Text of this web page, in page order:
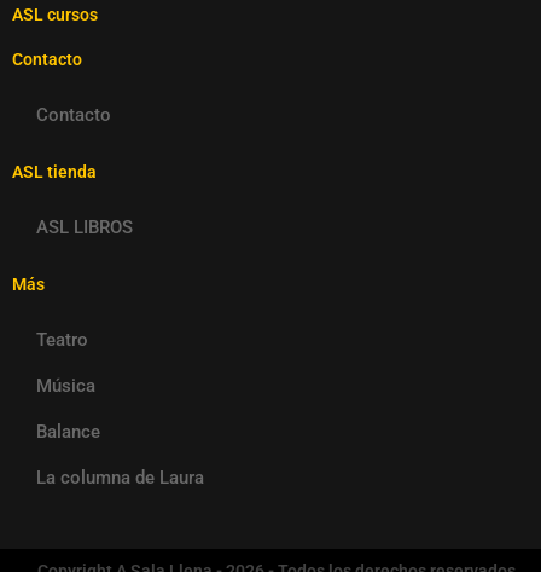
ASL cursos
Contacto
Contacto
ASL tienda
ASL LIBROS
Más
Teatro
Música
Balance
La columna de Laura